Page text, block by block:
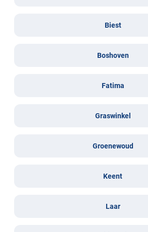
Biest
Boshoven
Fatima
Graswinkel
Groenewoud
Keent
Laar